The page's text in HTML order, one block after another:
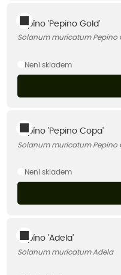
Pepíno 'Pepino Gold'
Solanum muricatum Pepino
Není skladem
Pepíno 'Pepino Copa'
Solanum muricatum Pepino
Není skladem
Pepíno 'Adela'
Solanum muricatum Adela